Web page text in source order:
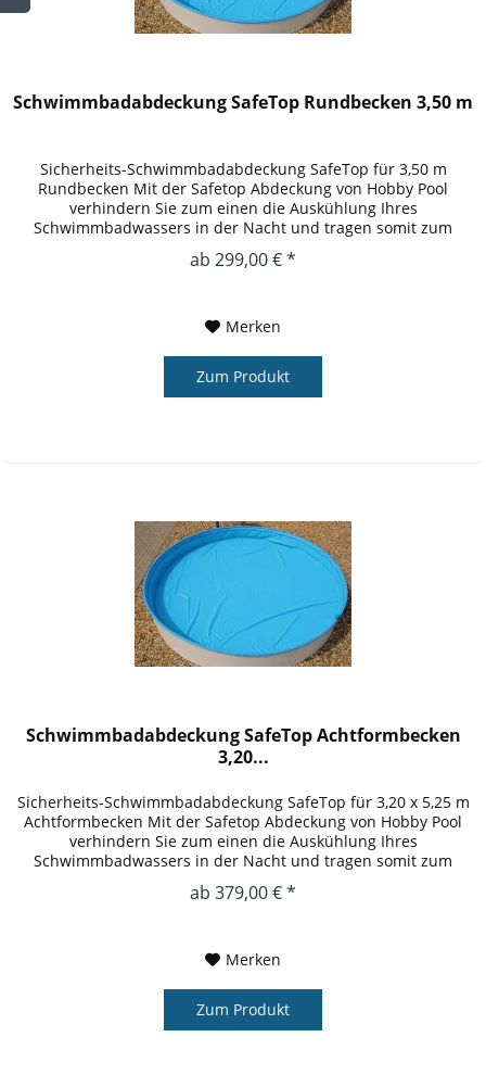
Schwimmbadabdeckung SafeTop Rundbecken 3,50 m
Sicherheits-Schwimmbadabdeckung SafeTop für 3,50 m
Rundbecken Mit der Safetop Abdeckung von Hobby Pool
verhindern Sie zum einen die Auskühlung Ihres
Schwimmbadwassers in der Nacht und tragen somit zum
Umweltschutz bei und entlasten Ihren...
ab 299,00 € *
Merken
Zum Produkt
Schwimmbadabdeckung SafeTop Achtformbecken
3,20...
Sicherheits-Schwimmbadabdeckung SafeTop für 3,20 x 5,25 m
Achtformbecken Mit der Safetop Abdeckung von Hobby Pool
verhindern Sie zum einen die Auskühlung Ihres
Schwimmbadwassers in der Nacht und tragen somit zum
Umweltschutz bei und...
ab 379,00 € *
Merken
Zum Produkt